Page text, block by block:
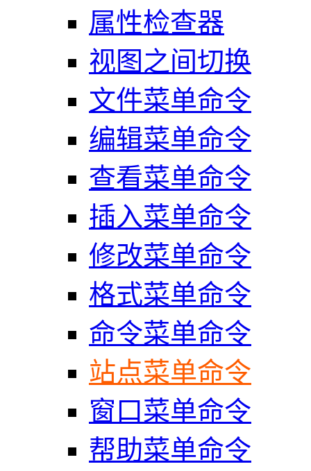
属性检查器
视图之间切换
文件菜单命令
编辑菜单命令
查看菜单命令
插入菜单命令
修改菜单命令
格式菜单命令
命令菜单命令
站点菜单命令
窗口菜单命令
帮助菜单命令